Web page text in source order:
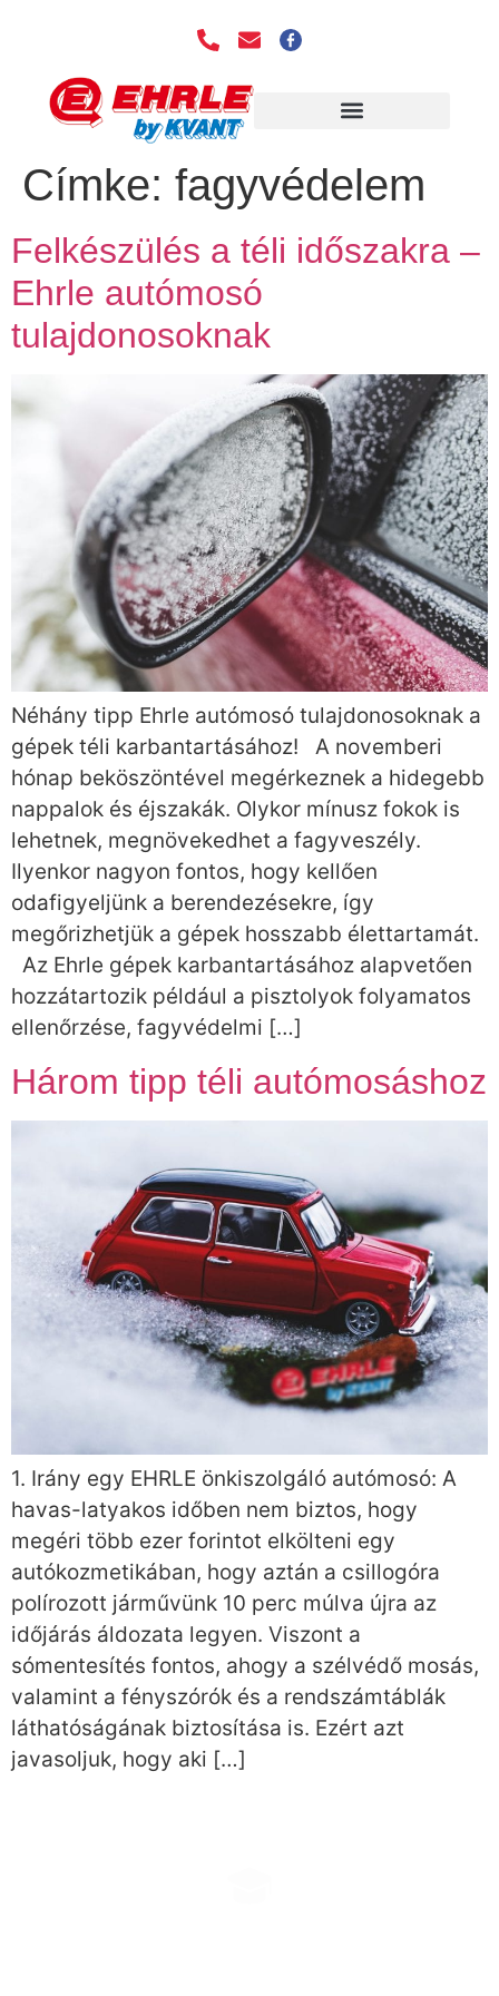
Címke: fagyvédelem
Felkészülés a téli időszakra –
Ehrle autómosó
tulajdonosoknak
Néhány tipp Ehrle autómosó tulajdonosoknak a
gépek téli karbantartásához! A novemberi
hónap beköszöntével megérkeznek a hidegebb
nappalok és éjszakák. Olykor mínusz fokok is
lehetnek, megnövekedhet a fagyveszély.
Ilyenkor nagyon fontos, hogy kellően
odafigyeljünk a berendezésekre, így
megőrizhetjük a gépek hosszabb élettartamát.
Az Ehrle gépek karbantartásához alapvetően
hozzátartozik például a pisztolyok folyamatos
ellenőrzése, fagyvédelmi […]
Három tipp téli autómosáshoz
1. Irány egy EHRLE önkiszolgáló autómosó: A
havas-latyakos időben nem biztos, hogy
megéri több ezer forintot elkölteni egy
autókozmetikában, hogy aztán a csillogóra
polírozott járművünk 10 perc múlva újra az
időjárás áldozata legyen. Viszont a
sómentesítés fontos, ahogy a szélvédő mosás,
valamint a fényszórók és a rendszámtáblák
láthatóságának biztosítása is. Ezért azt
javasoljuk, hogy aki […]